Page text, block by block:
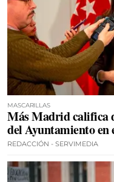
MASCARILLAS
Más Madrid califica
del Ayuntamiento en
REDACCIÓN - SERVIMEDIA